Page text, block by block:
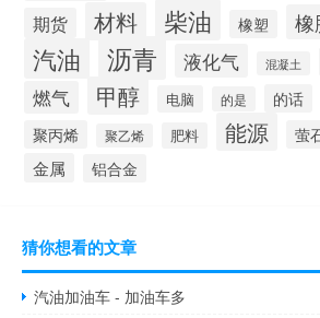
期货 材料 柴油 橡塑 橡
汽油 沥青 液化气 混凝土
燃气 甲醇 电脑 的是 的话
聚丙烯 聚乙烯 肥料 能源 萤
金属 铝合金
猜你想看的文章
汽油加油车 - 加油车多